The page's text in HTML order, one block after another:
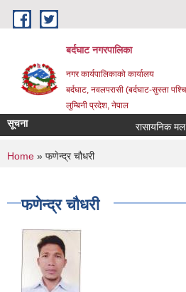
Skip to main content
बर्दघाट नगरपालिका
नगर कार्यपालिकाको कार्यालय
बर्दघाट, नवलपरासी (बर्दघाट-सुस्ता
लुम्बिनी प्रदेश, नेपाल
सूचना रासायनिक मल
You are here
Home » फणेन्‍द्र चौधरी
फणेन्‍द्र चौधरी